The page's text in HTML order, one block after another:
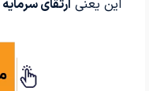
این یعنی ارتقای